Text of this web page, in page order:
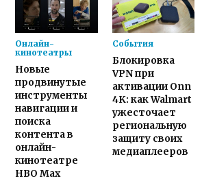
Онлайн-
кинотеатры
Новые
продвинутые
инструменты
навигации и
поиска
контента в
онлайн-
кинотеатре
HBO Max
События
Блокировка
VPN при
активации Onn
4K: как Walmart
ужесточает
региональную
защиту своих
медиаплееров